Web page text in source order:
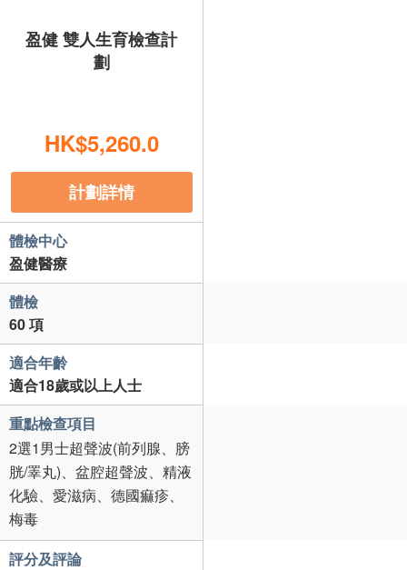
盈健 雙人生育檢查計
劃
HK$5,260.0
計劃詳情
體檢中心
盈健醫療
體檢
60 項
適合年齡
適合18歲或以上人士
重點檢查項目
2選1男士超聲波(前列腺、膀
胱/睪丸)、盆腔超聲波、精液
化驗、愛滋病、德國痲疹、
梅毒
評分及評論